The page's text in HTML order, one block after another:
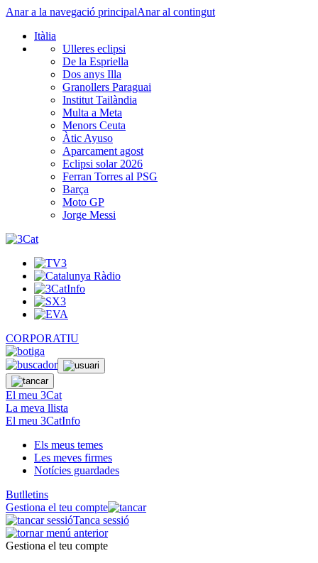
Anar a la navegació principalAnar al contingut
Itàlia
Ulleres eclipsi
De la Espriella
Dos anys Illa
Granollers Paraguai
Institut Tailàndia
Multa a Meta
Menors Ceuta
Àtic Ayuso
Aparcament agost
Eclipsi solar 2026
Ferran Torres al PSG
Barça
Moto GP
Jorge Messi
CORPORATIU
El meu 3Cat
La meva llista
El meu 3CatInfo
Els meus temes
Les meves firmes
Notícies guardades
Butlletins
Gestiona el teu compte
Tanca sessió
Gestiona el teu compte